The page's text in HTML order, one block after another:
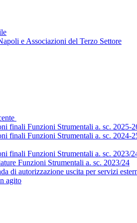
e Associazioni del Terzo Settore
finali Funzioni Strumentali a. sc. 2025-
finali Funzioni Strumentali a. sc. 2024-
finali Funzioni Strumentali a. sc. 2023/
Funzioni Strumentali a. sc. 2023/24
di autorizzazione uscita per servizi
agito